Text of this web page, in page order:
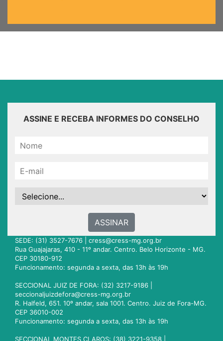
ASSINE E RECEBA INFORMES DO CONSELHO
ASSINAR
SEDE: (31) 3527-7676 | cress@cress-mg.org.br
Rua Guajajaras, 410 - 11º andar. Centro. Belo Horizonte - MG.
CEP 30180-912
Funcionamento: segunda a sexta, das 13h às 19h
SECCIONAL JUIZ DE FORA: (32) 3217-9186 |
seccionaljuizdefora@cress-mg.org.br
R. Halfeld, 651. 10º andar, sala 1001. Centro. Juiz de Fora-MG.
CEP 36010-002
Funcionamento: segunda a sexta, das 13h às 19h
SECCIONAL MONTES CLAROS: (38) 3221-9358 |